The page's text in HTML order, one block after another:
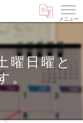
曜日曜と
。